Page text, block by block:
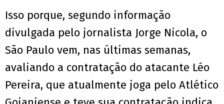
Isso porque, segundo informação
divulgada pelo jornalista Jorge Nicola, o
São Paulo vem, nas últimas semanas,
avaliando a contratação do atacante Léo
Pereira, que atualmente joga pelo Atlético